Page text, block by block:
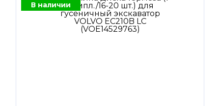
В наличии